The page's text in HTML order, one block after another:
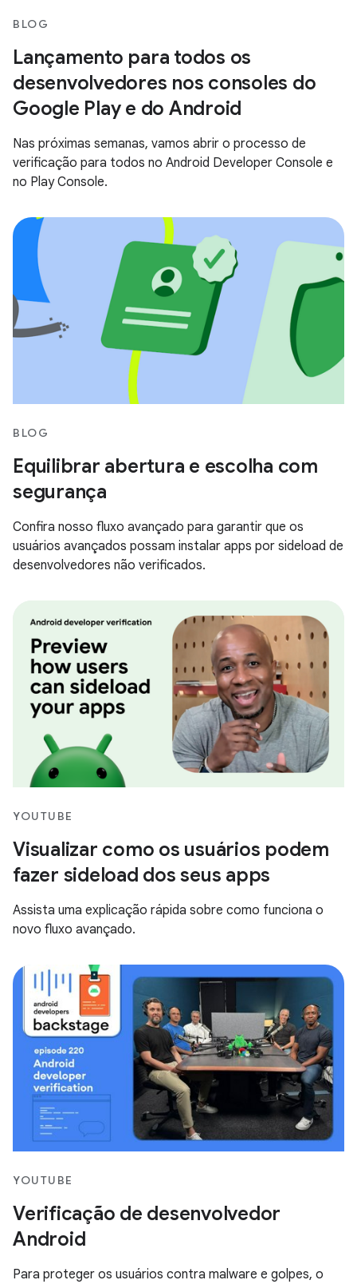
BLOG
Lançamento para todos os
desenvolvedores nos consoles do
Google Play e do Android
Nas próximas semanas, vamos abrir o processo de
verificação para todos no Android Developer Console e
no Play Console.
BLOG
Equilibrar abertura e escolha com
segurança
Confira nosso fluxo avançado para garantir que os
usuários avançados possam instalar apps por sideload de
desenvolvedores não verificados.
YOUTUBE
Visualizar como os usuários podem
fazer sideload dos seus apps
Assista uma explicação rápida sobre como funciona o
novo fluxo avançado.
YOUTUBE
Verificação de desenvolvedor
Android
Para proteger os usuários contra malware e golpes, o